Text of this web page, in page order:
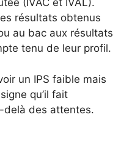
(IVAC et IVAL).
résultats obtenus
au bac aux résultats
tenu de leur profil.
un IPS faible mais
qu’il fait
delà des attentes.